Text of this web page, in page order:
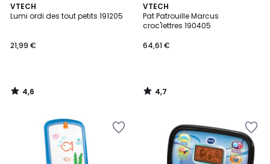
VTECH
Lumi ordi des tout petits 191205
21,99 €
4,6
/ 5
4,6
/
VTECH
Pat Patrouille Marcus
croc'lettres 190405
64,61 €
4,7
/ 5
4,7
/